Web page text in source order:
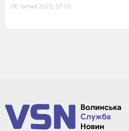
06 липня 2023, 07:55